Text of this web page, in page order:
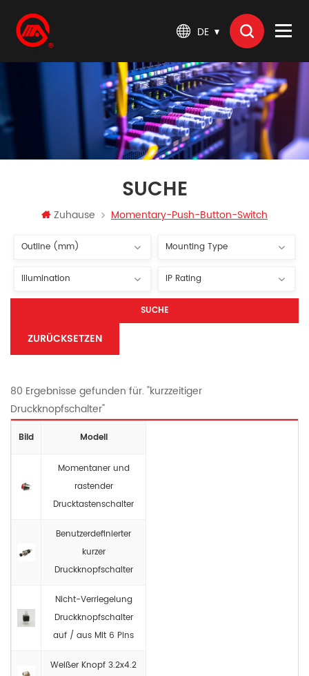
DE
SUCHE
Zuhause Momentary-Push-Button-Switch
SUCHE
ZURÜCKSETZEN
80 Ergebnisse gefunden für. "kurzzeitiger
Druckknopfschalter"
Bild Modell
Momentaner und
rastender
Drucktastenschalter
Benutzerdefinierter
kurzer
Druckknopfschalter
Nicht-Verriegelung
Druckknopfschalter
auf / aus Mit 6 Pins
Weißer Knopf 3.2x4.2